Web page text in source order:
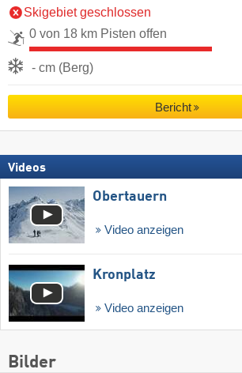
Skigebiet geschlossen
0 von 18 km Pisten offen
- cm (Berg)
Bericht
Videos
Obertauern
Video anzeigen
Kronplatz
Video anzeigen
Bilder